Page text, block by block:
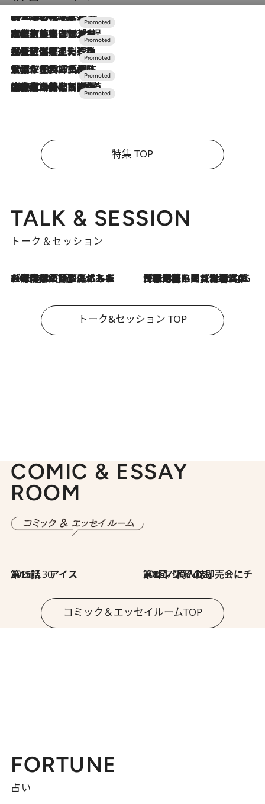
2026.8.7
【トンボの足水浴】ヒノキの香りに包まれて涼感マックス！約13℃の湧水かけ流しを避暑地「星野温泉 トンボの湯」で体験
2026.7.31
【ホテル帰省】という選択肢をOMOが提案。家族とほどよい距離を保つには「昼は実家、夜は気兼ねなくホテルで！」
2026.7.24
【夏限定ディナーコース】旬を迎える稚鮎や花ズッキーニなどをイタリア・トスカーナの郷土料理の手法で満喫！
2026.7.17
「土佐和ハーブかき氷」がOMO7高知に登場！生姜、山椒、大葉など目にも舌にも涼を呼ぶ郷土の味
2026.7.10
NEW OPEN！【界 草津】名湯の地に誕生。趣の異なる2種の温泉と上州ならではの会席・蕎麦割烹など美食を味わう究極の癒やし旅
特集 TOP
TALK & SESSION
トーク＆セッション
2026.8.3
「今後値上げがあるとすれば…」「リスクがあるのは今年の冬」エネルギー専門家が語る、ホルムズ海峡封鎖が家庭にもたらす“ある心配” 2026.8.3
「住宅建てられない…」「サーチャージ料の高値が続いている」ホルムズ海峡封鎖による影響はいつまで続く？《エネルギー専門家に聞く“どうなる日本の暮らし”》
トーク&セッション TOP
COMIC & ESSAY
ROOM
2026.7.30
第15話 アイス 2026.7.30
第8回「同人誌即売会にチャレンジ その2」
コミック＆エッセイルームTOP
FORTUNE
占い